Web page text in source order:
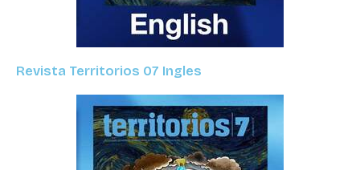
Revista Territorios 07 Ingles